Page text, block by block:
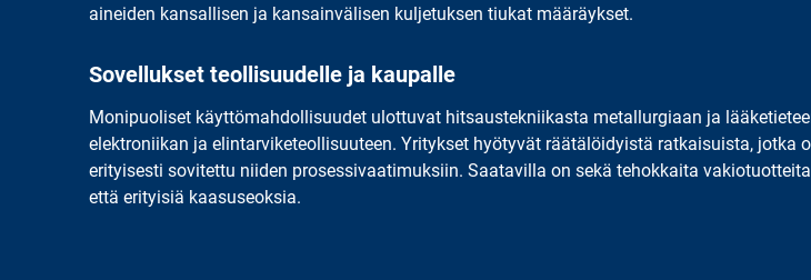
aineiden kansallisen ja kansainvälisen kuljetuksen tiukat määräykset.
Sovellukset teollisuudelle ja kaupalle
Monipuoliset käyttömahdollisuudet ulottuvat hitsaustekniikasta metallurgiaan ja
elektroniikan ja elintarviketeollisuuteen. Yritykset hyötyvät räätälöidyistä ratkaisuista, jotka
erityisesti sovitettu niiden prosessivaatimuksiin. Saatavilla on sekä tehokkaita vakiotuotteita
että erityisiä kaasuseoksia.